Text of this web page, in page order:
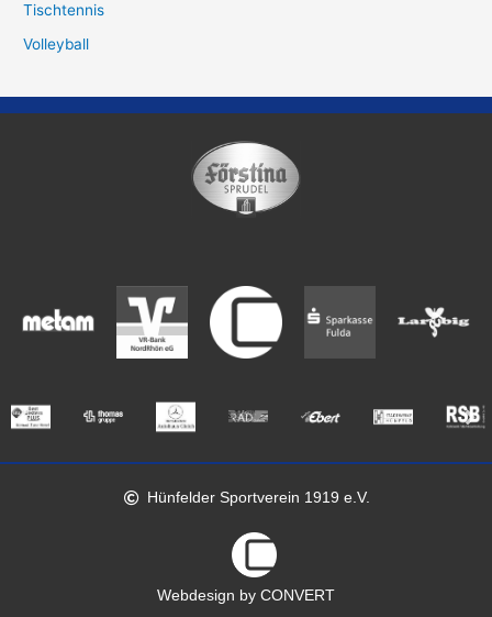
Tischtennis
Volleyball
Hünfelder Sportverein 1919 e.V.
Webdesign by CONVERT